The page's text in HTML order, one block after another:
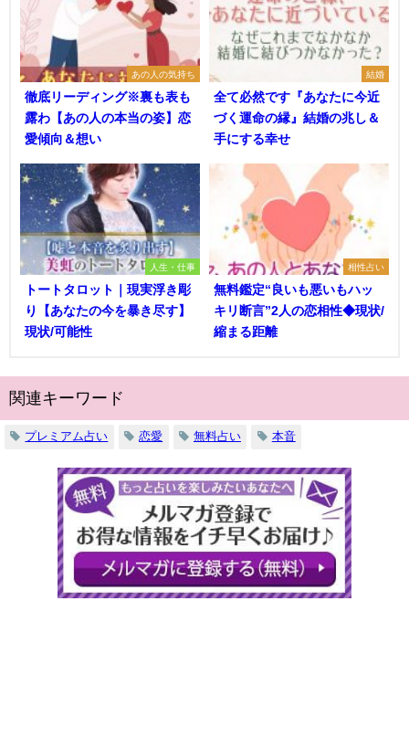
あの人の気持ち
徹底リーディング※裏も表も
露わ【あの人の本当の姿】恋
愛傾向＆想い
結婚
全て必然です『あなたに今近
づく運命の縁』結婚の兆し＆
手にする幸せ
人生・仕事
トートタロット｜現実浮き彫
り【あなたの今を暴き尽す】
現状/可能性
相性占い
無料鑑定“良いも悪いもハッ
キリ断言”2人の恋相性◆現状/
縮まる距離
関連キーワード
プレミアム占い 恋愛 無料占い 本音